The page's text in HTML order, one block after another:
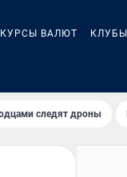
КУРСЫ ВАЛЮТ КЛУБЫ
следят дроны